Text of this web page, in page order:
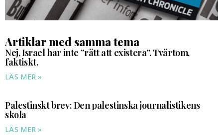
Artiklar med samma tema
Nej, Israel har inte ”rätt att existera”. Tvärtom,
faktiskt.
LÄS MER »
Palestinskt brev: Den palestinska journalistikens
skola
LÄS MER »